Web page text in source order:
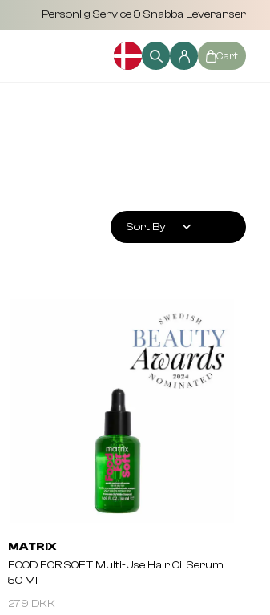
Personlig Service & Snabba Leveranser
Cart
Sort By
MATRIX
FOOD FOR SOFT Multi-Use Hair Oil Serum
50 Ml
279 DKK